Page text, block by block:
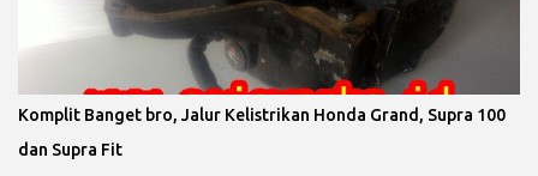
dari piston standar yaitu OS 25, OS 50, OS 75, OS 100, untuk lebih
jelas simak contoh dibawah ini. Contoh Yamaha Crypton ukuran
piton standar 49 mm berarti : Overize 25 piston standar diameter
ditambah 0.25 mm maka diameter piston menjadi 49,25 mm.
Overize 50 piston standar diameter ditambah 0.50 mm maka
diameter piston menjadi 49,50 mm. Overize 75 piston standar
Komplit Banget bro, Jalur Kelistrikan Honda Grand, Supra 100
dan Supra Fit